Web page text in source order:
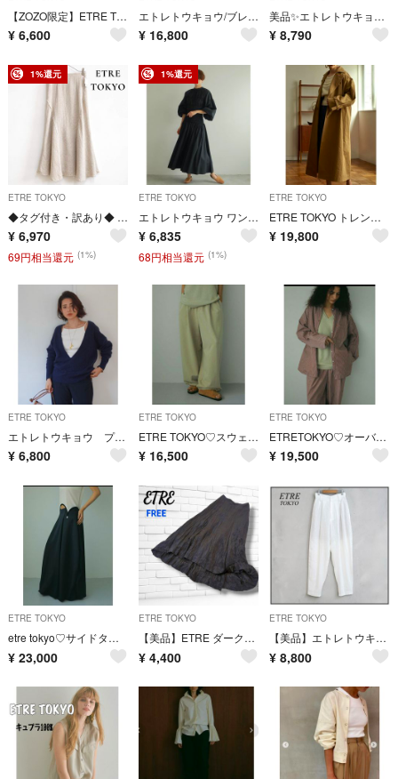
【ZOZO限定】ETRE TOKYO♡エトレトウキョウ テーパードニットパンツ
¥ 6,600
エトレトウキョウ/ブレードパターンオールインワン
¥ 16,800
美品✨エトレトウキョウ コットンシャツワンピース ロング丈 ホワイト 綿 楊柳
¥ 8,790
1%還元
ETRE TOKYO
◆タグ付き・訳あり◆ ETRE TOKYO リネン マーメイド ロングスカート
¥ 6,970
69円相当還元 (1%)
1%還元
ETRE TOKYO
エトレトウキョウ ワンパートシャーリングワンピース ロング丈 紺 フリーサイズ
¥ 6,835
68円相当還元 (1%)
ETRE TOKYO
ETRE TOKYO トレンチコート
¥ 19,800
ETRE TOKYO
エトレトウキョウ プランジングネック ニットプルオーバー カーディガン Vネック
¥ 6,800
ETRE TOKYO
ETRE TOKYO♡スウェットタックパンツ セージ S
¥ 16,500
ETRE TOKYO
ETRETOKYO♡オーバーサイズボックスシャツ
¥ 19,500
ETRE TOKYO
etre tokyo♡サイドタックバルーンスカート
¥ 23,000
ETRE TOKYO
【美品】ETRE ダークグレー ネイビーフレア スカート フリー 切りっぱなし
¥ 4,400
ETRE TOKYO
【美品】エトレトウキョウ♡リネンテーパードパンツ タック 麻100% ホワイト ETRE TOKYO ゆったり ワイドパンツ
¥ 8,800